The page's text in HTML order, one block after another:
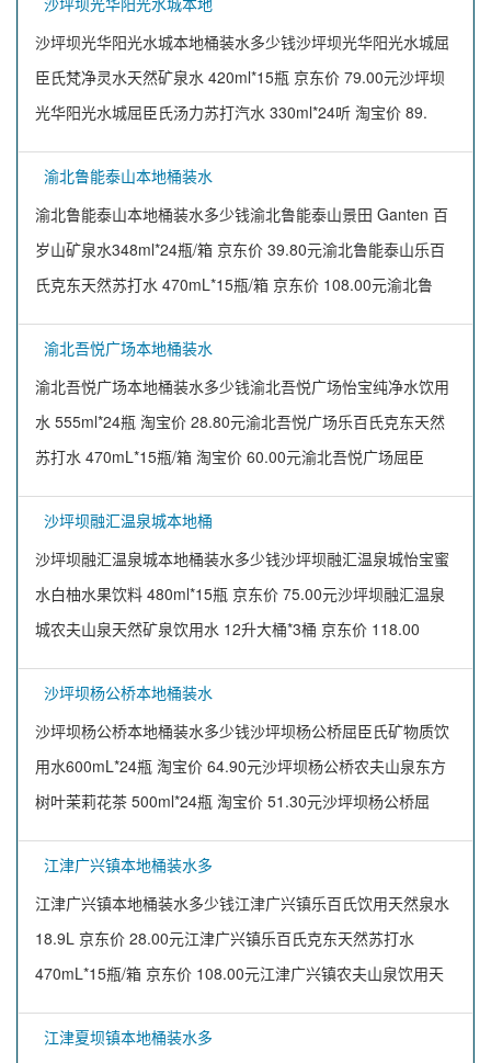
沙坪坝光华阳光水城本地桶装水多少钱沙坪坝光华阳光水城屈
臣氏梵净灵水天然矿泉水 420ml*15瓶 京东价 79.00元沙坪坝
光华阳光水城屈臣氏汤力苏打汽水 330ml*24听 淘宝价 89.
渝北鲁能泰山本地桶装水
渝北鲁能泰山本地桶装水多少钱渝北鲁能泰山景田 Ganten 百
岁山矿泉水348ml*24瓶/箱 京东价 39.80元渝北鲁能泰山乐百
氏克东天然苏打水 470mL*15瓶/箱 京东价 108.00元渝北鲁
渝北吾悦广场本地桶装水
渝北吾悦广场本地桶装水多少钱渝北吾悦广场怡宝纯净水饮用
水 555ml*24瓶 淘宝价 28.80元渝北吾悦广场乐百氏克东天然
苏打水 470mL*15瓶/箱 淘宝价 60.00元渝北吾悦广场屈臣
沙坪坝融汇温泉城本地桶
沙坪坝融汇温泉城本地桶装水多少钱沙坪坝融汇温泉城怡宝蜜
水白柚水果饮料 480ml*15瓶 京东价 75.00元沙坪坝融汇温泉
城农夫山泉天然矿泉饮用水 12升大桶*3桶 京东价 118.00
沙坪坝杨公桥本地桶装水
沙坪坝杨公桥本地桶装水多少钱沙坪坝杨公桥屈臣氏矿物质饮
用水600mL*24瓶 淘宝价 64.90元沙坪坝杨公桥农夫山泉东方
树叶茉莉花茶 500ml*24瓶 淘宝价 51.30元沙坪坝杨公桥屈
江津广兴镇本地桶装水多
江津广兴镇本地桶装水多少钱江津广兴镇乐百氏饮用天然泉水
18.9L 京东价 28.00元江津广兴镇乐百氏克东天然苏打水
470mL*15瓶/箱 京东价 108.00元江津广兴镇农夫山泉饮用天
江津夏坝镇本地桶装水多